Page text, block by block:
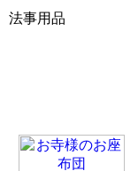
法事用品